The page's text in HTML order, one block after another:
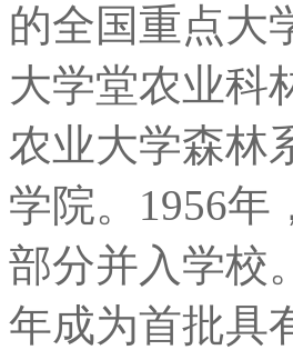
的全国重点大
大学堂农业科
农业大学森林
学院。1956年
部分并入学校
年成为首批具